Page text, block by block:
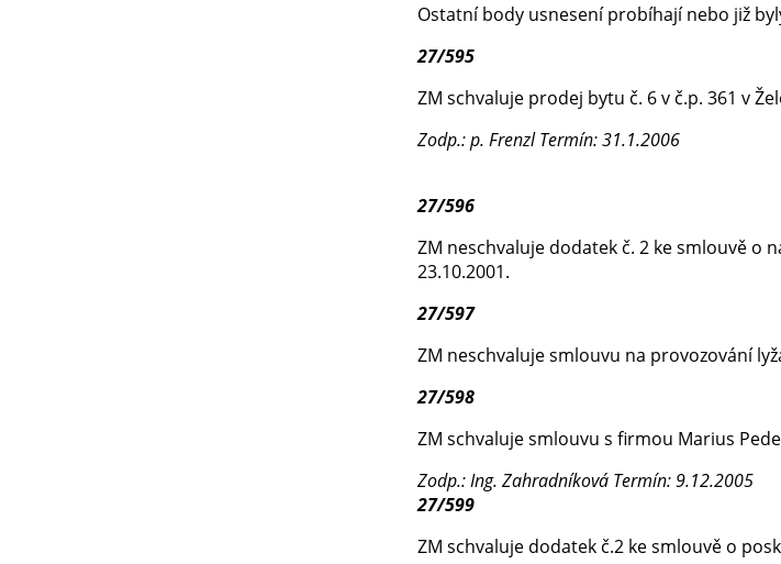
Ostatní body usnesení probíhají nebo již
27/595
ZM schvaluje prodej bytu č. 6 v č.p. 361 v
Zodp.: p. Frenzl Termín: 31.1.2006
27/596
ZM neschvaluje dodatek č. 2 ke smlouvě
23.10.2001.
27/597
ZM neschvaluje smlouvu na provozování
27/598
ZM schvaluje smlouvu s firmou Marius
Zodp.: Ing. Zahradníková Termín: 9.12.2005
27/599
ZM schvaluje dodatek č.2 ke smlouvě o